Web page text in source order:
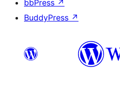
bbPress ↗
BuddyPress ↗